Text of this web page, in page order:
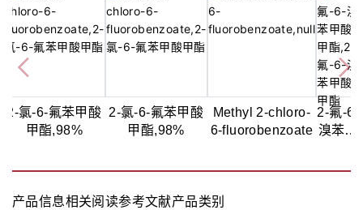
2-氯-6-氟苯甲酸
甲酯,98%
2-氯-6-氟苯甲酸
甲酯,98%
Methyl 2-chloro-
6-fluorobenzoate
2-氟-6-
溴苯甲
产品信息相关阅读参考文献产品类别